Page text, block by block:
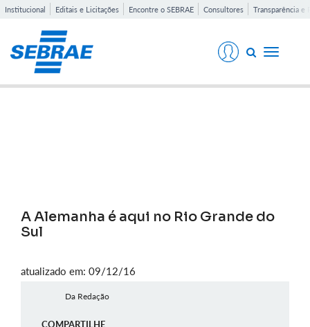
Institucional Editais e Licitações Encontre o SEBRAE Consultores Transparência e
Toggle
A Alemanha é aqui no Rio Grande do
Sul
atualizado em: 09/12/16
Da Redação
COMPARTILHE